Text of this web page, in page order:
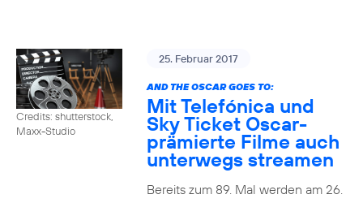
Credits: shutterstock,
Maxx-Studio
25. Februar 2017
AND THE OSCAR GOES TO:
Mit Telefónica und
Sky Ticket Oscar-
prämierte Filme auch
unterwegs streamen
Bereits zum 89. Mal werden am 26.